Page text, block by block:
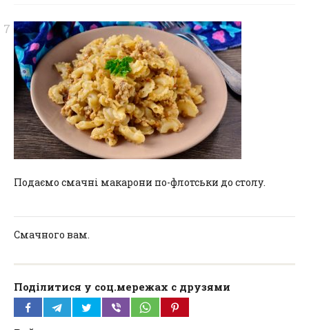
Подаємо смачні макарони по-флотськи до столу.
Смачного вам.
Поділитися у соц.мережах с друзями